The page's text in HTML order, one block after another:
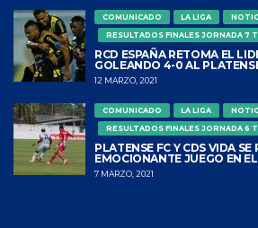
COMUNICADO LA LIGA
RESULTADOS FINALES JORNADA 7
RCD ESPAÑA RETOMA EL
GOLEANDO 4-0 AL
12 MARZO, 2021
COMUNICADO LA LIGA
RESULTADOS FINALES JORNADA 6
PLATENSE FC Y CDS VIDA
EMOCIONANTE JUEGO EN
7 MARZO, 2021